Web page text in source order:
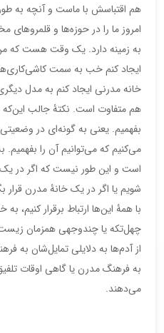
هم اقتباسش با ماست و آنچه به
امروز ما را در حوزه‌ها و قلمروهای
به زمینه دارد. یک وقت هست که
ایجاد کنم خب به سمت
خانه مدرنی ایجاد کنم به مدل
هم متفاوت است. نکتۀ جالب این‌که
بفهمیم. یعنی به گونه‌ای در
می‌کنیم که می‌توانیم آن را
است و این طور نیست که اگر در یک
شویم یا اگر در یک خانۀ مدرن قرار
با همۀ این‌ها ارتباط برقرار کنیم،
چهل‌تکه یا چندوجهی همزمان
از آدم‌ها به دلایلی تمایل‌شان به
به فرهنگ مدرن یا گاهی اوقات
می‌دهند.